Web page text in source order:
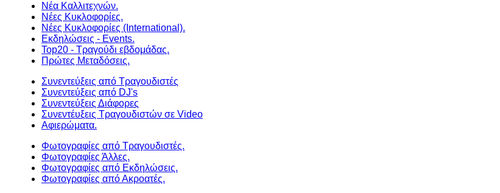
Νέα Καλλιτεχνών.
Νέες Κυκλοφορίες.
Νέες Κυκλοφορίες (International).
Εκδηλώσεις - Events.
Top20 - Τραγούδι εβδομάδας.
Πρώτες Μεταδόσεις.
Συνεντεύξεις από Τραγουδιστές
Συνεντεύξεις από DJ's
Συνεντεύξεις Διάφορες
Συνεντέυξεις Τραγουδιστών σε Video
Αφιερώματα.
Φωτογραφίες από Τραγουδιστές.
Φωτογραφίες Άλλες.
Φωτογραφίες από Εκδηλώσεις.
Φωτογραφίες από Ακροατές.